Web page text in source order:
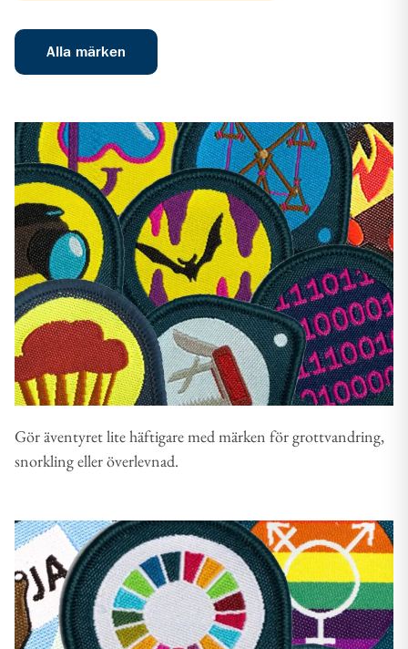
Alla märken
Gör äventyret lite häftigare med märken för grottvandring,
snorkling eller överlevnad.